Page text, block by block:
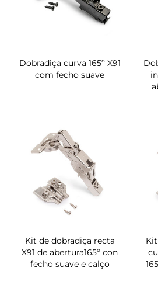
Dobradiça curva 165º X91
com fecho suave
Kit de dobradiça recta
X91 de abertura165º con
fecho suave e calço